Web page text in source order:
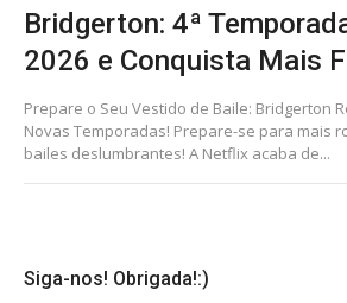
Bridgerton: 4ª
2026 e Conquista Mais
Prepare o Seu Vestido de Baile: Bridgerton
Novas Temporadas! Prepare-se para mais
bailes deslumbrantes! A Netflix acaba de...
Siga-nos! Obrigada!:)